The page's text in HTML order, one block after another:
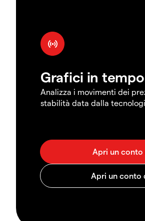
Grafici in
Analizza i movimenti dei
stabilità data dalla